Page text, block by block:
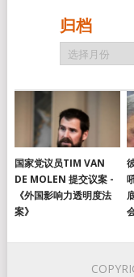
归档
归
档
国家党议员TIM VAN
DE MOLEN 提交议案 -
《外国影响力透明度法
案》